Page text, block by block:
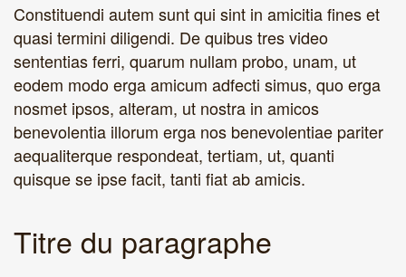
Constituendi autem sunt qui sint in amicitia fines et
quasi termini diligendi. De quibus tres video
sententias ferri, quarum nullam probo, unam, ut
eodem modo erga amicum adfecti simus, quo erga
nosmet ipsos, alteram, ut nostra in amicos
benevolentia illorum erga nos benevolentiae pariter
aequaliterque respondeat, tertiam, ut, quanti
quisque se ipse facit, tanti fiat ab amicis.
Titre du paragraphe